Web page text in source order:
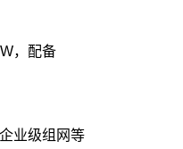
，配备
业级组网等